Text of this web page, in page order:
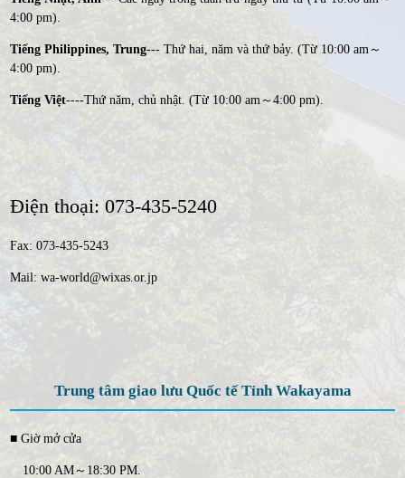
4:00 pm).
Tiếng Philippines, Trung--- Thứ hai, năm và thứ bảy. (Từ 10:00 am～
4:00 pm).
Tiếng Việt----Thứ năm, chủ nhật. (Từ 10:00 am～4:00 pm).
Điện thoại: 073-435-5240
Fax: 073-435-5243
Mail: wa-world@wixas.or.jp
Trung tâm giao lưu Quốc tế Tỉnh Wakayama
■ Giờ mở cửa
10:00 AM～18:30 PM.